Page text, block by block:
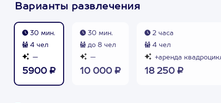
Варианты развлечения
30 мин.
4 чел
—
5900 ₽
30 мин.
до 8 чел
—
10 000 ₽
2 часа
4 чел
+аренда
18 250 ₽